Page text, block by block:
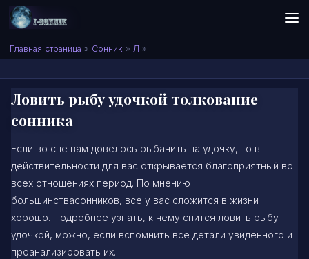
Skip to content
Сонник I-SONNIK.COM
Главная страница » Сонник » Л »
Ловить рыбу удочкой толкование
сонника
Если во сне вам довелось рыбачить на удочку, то в
действительности для вас открывается благоприятный во
всех отношениях период. По мнению
большинствасонников, все у вас сложится в жизни
хорошо. Подробнее узнать, к чему снится ловить рыбу
удочкой, можно, если вспомнить все детали увиденного и
проанализировать их.